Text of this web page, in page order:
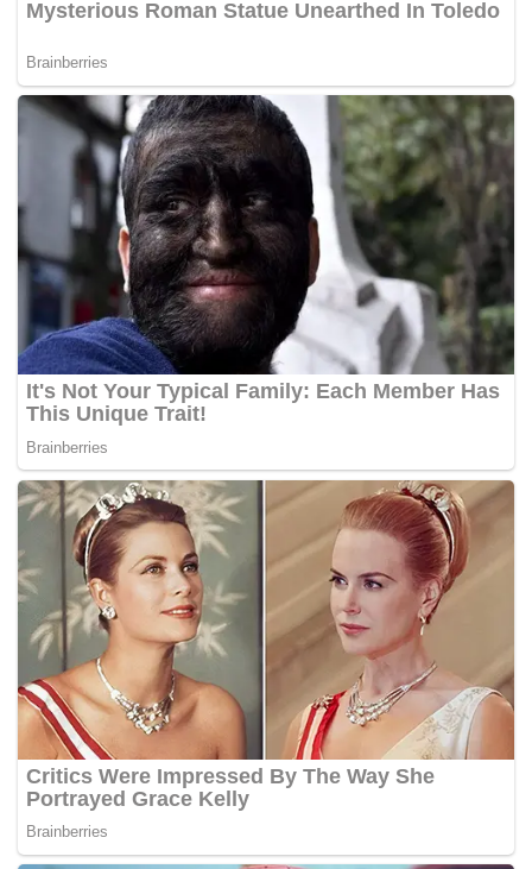
hanya mayat Low yang berjaya ditemui manakala seorang
dilaporkan terperangkap, Low Chin Leong, 60, berjaya
menyelamatkan diri. – BERNAMA
Tags: kebakaran rentung